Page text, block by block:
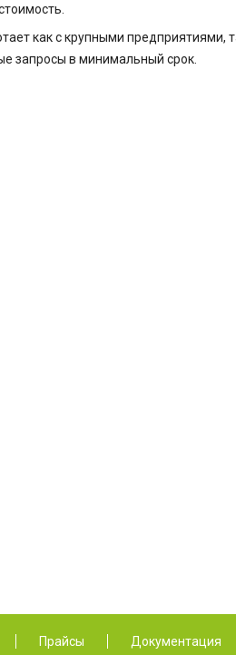
как с крупными предприятиями,
запросы в минимальный срок.
Прайсы Документация